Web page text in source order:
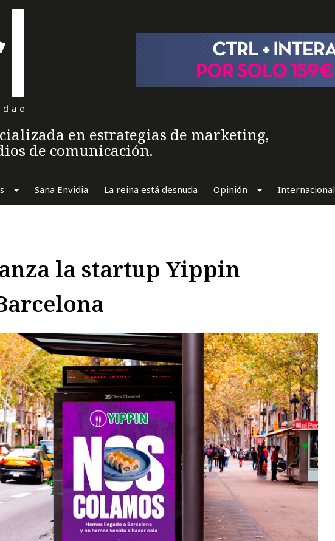
en estrategias de marketing,
de comunicación.
Sana Envidia La reina está desnuda Opinión Internacional
la startup Yippin